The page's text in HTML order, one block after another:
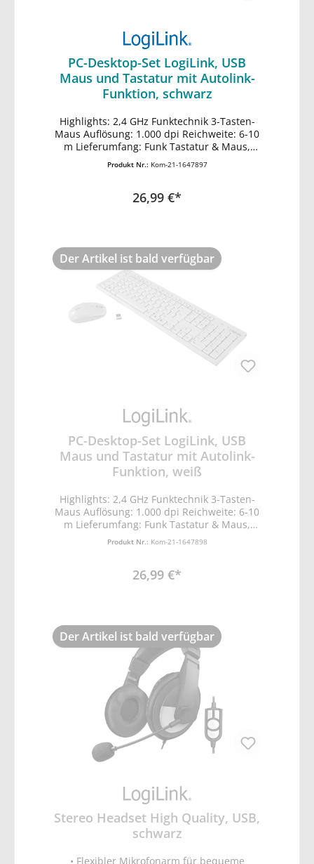
PC-Desktop-Set LogiLink, USB
Maus und Tastatur mit Autolink-
Funktion, schwarz
Highlights: 2,4 GHz Funktechnik 3-Tasten-
Maus Auflösung: 1.000 dpi Reichweite: 6-10
m Lieferumfang: Funk Tastatur & Maus,
Nano-Empfänger
Produkt Nr.: Kom-21-1647897
26,99 €*
In den Warenkorb
Der Artikel ist bald verfügbar
PC-Desktop-Set LogiLink, USB
Maus und Tastatur mit Autolink-
Funktion, weiß
Highlights: 2,4 GHz Funktechnik 3-Tasten-
Maus Auflösung: 1.000 dpi Reichweite: 6-10
m Lieferumfang: Funk Tastatur & Maus,
Nano-Empfänger Gewicht: 0.76 kg
Produkt Nr.: Kom-21-1647898
26,99 €*
Der Artikel ist bald verfügbar
Stereo Headset High Quality, USB,
schwarz
• Flexibler Mikrofonarm für bequeme